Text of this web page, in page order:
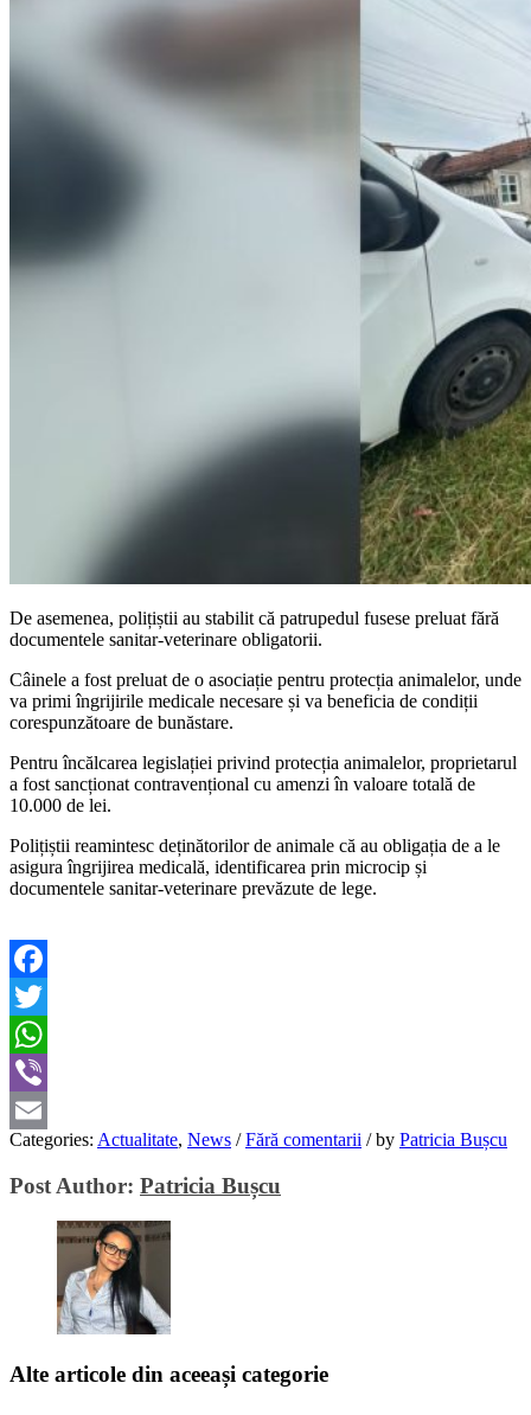
De asemenea, polițiștii au stabilit că patrupedul fusese preluat fără
documentele sanitar-veterinare obligatorii.
Câinele a fost preluat de o asociație pentru protecția animalelor, unde
va primi îngrijirile medicale necesare și va beneficia de condiții
corespunzătoare de bunăstare.
Pentru încălcarea legislației privind protecția animalelor, proprietarul
a fost sancționat contravențional cu amenzi în valoare totală de
10.000 de lei.
Polițiștii reamintesc deținătorilor de animale că au obligația de a le
asigura îngrijirea medicală, identificarea prin microcip și
documentele sanitar-veterinare prevăzute de lege.
Facebook
Twitter
WhatsApp
Viber
Email
Categories: Actualitate, News / Fără comentarii /by Patricia Bușcu
Post Author: Patricia Bușcu
Alte articole din aceeași categorie